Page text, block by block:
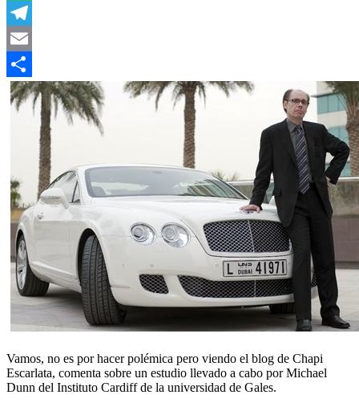
WhatsApp
Telegram
Email
Compartir
Vamos, no es por hacer polémica pero viendo el blog de Chapi
Escarlata, comenta sobre un estudio llevado a cabo por Michael
Dunn del Instituto Cardiff de la universidad de Gales.